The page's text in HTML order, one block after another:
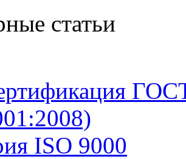
статьи
ISO 9000